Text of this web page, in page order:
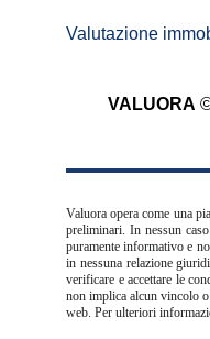
Valuora opera come una
preliminari. In nessun
puramente informativo e
in nessuna relazione
verificare e accettare le
non implica alcun vincolo
web. Per ulteriori
VALUORA
Valutazione